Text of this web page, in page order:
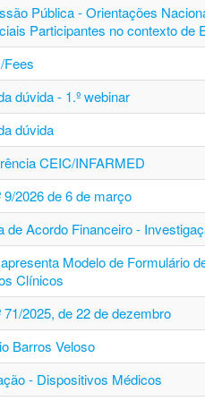
Pública - Orientações
Participantes no contexto de
Fees
dúvida - 1.º webinar
dúvida
CEIC/INFARMED
9/2026 de 6 de março
de Acordo Financeiro -
Modelo de Formulário
Clínicos
71/2025, de 22 de dezembro
Barros Veloso
- Dispositivos Médicos